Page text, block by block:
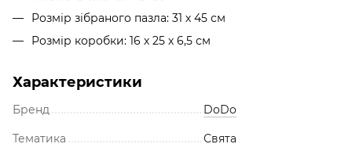
Розмір зібраного пазла: 31 х 45 см
Розмір коробки: 16 х 25 х 6,5 см
Характеристики
Бренд DoDo
Тематика Свята